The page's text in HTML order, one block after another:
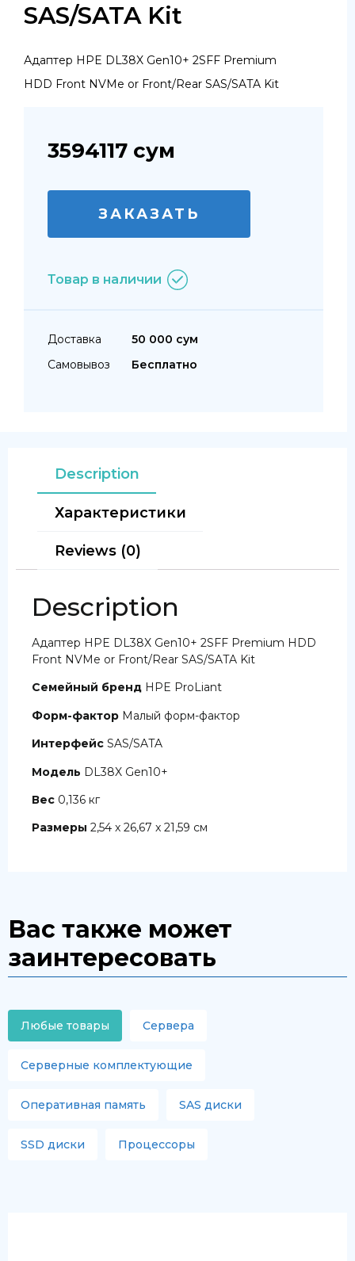
SAS/SATA Kit
Адаптер HPE DL38X Gen10+ 2SFF Premium
HDD Front NVMe or Front/Rear SAS/SATA Kit
3594117 сум
ЗАКАЗАТЬ
Товар в наличии
Доставка
50 000 сум
Самовывоз
Бесплатно
Description
Характеристики
Reviews (0)
Description
Адаптер HPE DL38X Gen10+ 2SFF Premium HDD
Front NVMe or Front/Rear SAS/SATA Kit
Семейный бренд HPE ProLiant
Форм-фактор Малый форм-фактор
Интерфейс SAS/SATA
Модель DL38X Gen10+
Вес 0,136 кг
Размеры 2,54 x 26,67 x 21,59 см
Вас также может
заинтересовать
Любые товары Сервера
Серверные комплектующие
Оперативная память SAS диски
SSD диски Процессоры